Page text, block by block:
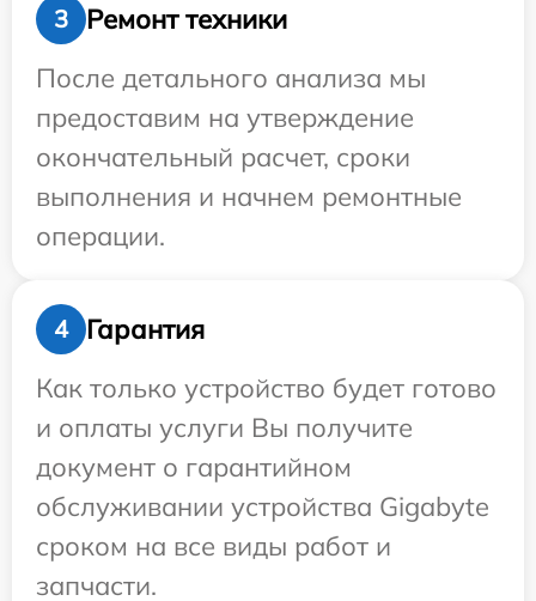
3
Ремонт техники
После детального анализа мы
предоставим на утверждение
окончательный расчет, сроки
выполнения и начнем ремонтные
операции.
4
Гарантия
Как только устройство будет готово
и оплаты услуги Вы получите
документ о гарантийном
обслуживании устройства Gigabyte
сроком на все виды работ и
запчасти.